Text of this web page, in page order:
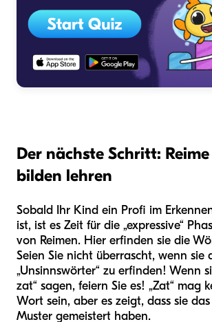
Der nächste Schritt:
bilden lehren
Sobald Ihr Kind ein Profi im
ist, ist es Zeit für die „expressive“
von Reimen. Hier erfinden sie die
Seien Sie nicht überrascht, wenn sie
„Unsinnswörter“ zu erfinden! Wenn
zat“ sagen, feiern Sie es! „Zat“ mag
Wort sein, aber es zeigt, dass sie
Muster gemeistert haben.